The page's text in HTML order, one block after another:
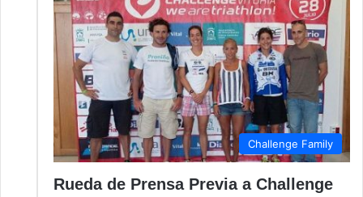
Challenge Family
Rueda de Prensa Previa a Challenge